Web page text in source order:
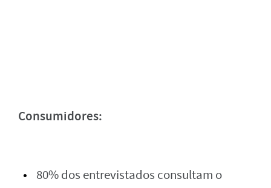
Consumidores:
80% dos entrevistados consultam o